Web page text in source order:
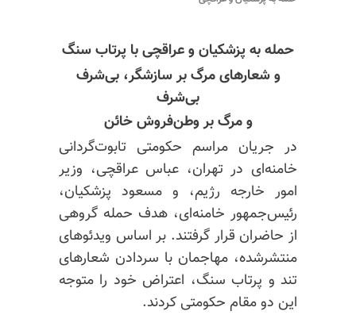
حمله به پزشکیان و عراقچی با پرتاب سنگ
و شعارهای مرگ بر سازشگر، بی‌شرف
بی‌شرف
و مرگ بر وطن‌فروش خائن
در جریان مراسم حکومتی تابوت‌گردانی
خامنه‌ای در تهران، عباس عراقچی، وزیر
امور خارجه رژیم، و مسعود پزشکیان،
رئیس‌جمهور خامنه‌ای، هدف حمله گروهی
از حاضران قرار گرفتند. بر اساس ویدئوهای
منتشرشده، مهاجمان با سردادن شعارهای
تند و پرتاب سنگ، اعتراض خود را متوجه
این دو مقام حکومتی کردند.